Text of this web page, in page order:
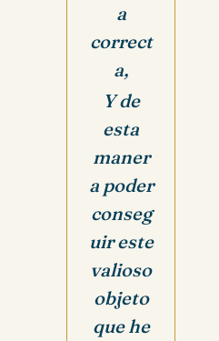
a
correct
a,
Y de
esta
maner
a poder
conseg
uir este
valioso
objeto
que he